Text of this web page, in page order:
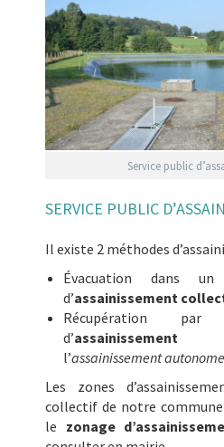
Service public
SERVICE PUBLIC
Il existe 2 méthodes
Évacuation dans un
d’assainissement
Récupération
d’
l’assainissement
Les zones
collectif de notre
le zonage